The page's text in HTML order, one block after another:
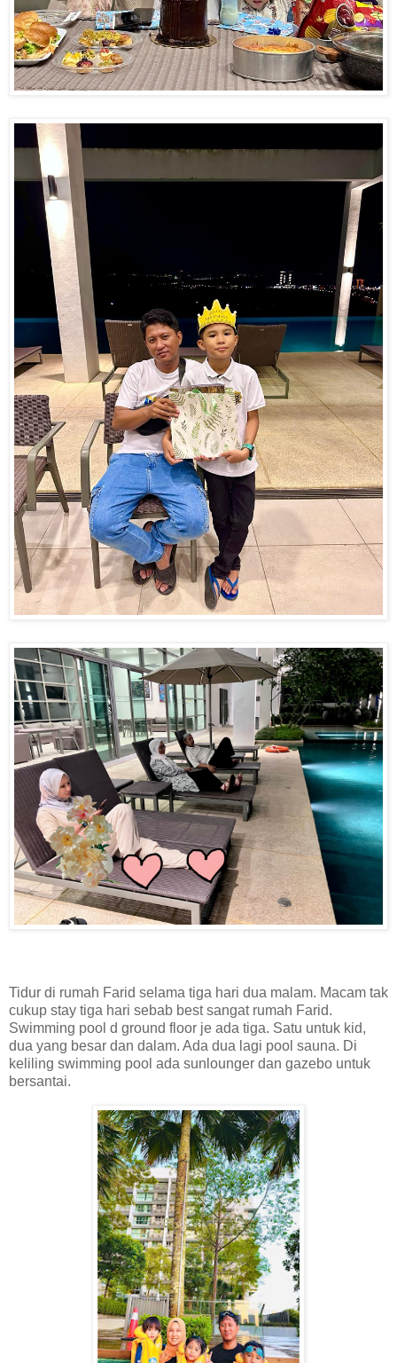
Tidur di rumah Farid selama tiga hari dua malam. Macam tak
cukup stay tiga hari sebab best sangat rumah Farid.
Swimming pool d ground floor je ada tiga. Satu untuk kid,
dua yang besar dan dalam. Ada dua lagi pool sauna. Di
keliling swimming pool ada sunlounger dan gazebo untuk
bersantai.